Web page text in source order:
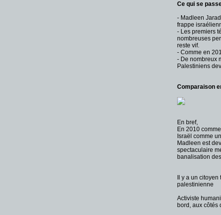
Ce qui se
- Madleen
frappe
- Les premiers
nombreuses
reste vif.
- Comme en
- De nombreux
Palestiniens
Comparaison
En bref,
En 2010
Israël comme
Madleen est
spectaculaire
banalisation
Il y a un
palestinienne
Activiste
bord, aux côtés